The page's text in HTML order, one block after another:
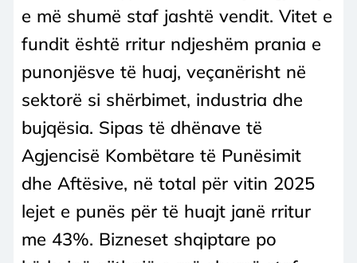
e më shumë staf jashtë vendit. Vitet e
fundit është rritur ndjeshëm prania e
punonjësve të huaj, veçanërisht në
sektorë si shërbimet, industria dhe
bujqësia. Sipas të dhënave të
Agjencisë Kombëtare të Punësimit
dhe Aftësive, në total për vitin 2025
lejet e punës për të huajt janë rritur
me 43%. Bizneset shqiptare po